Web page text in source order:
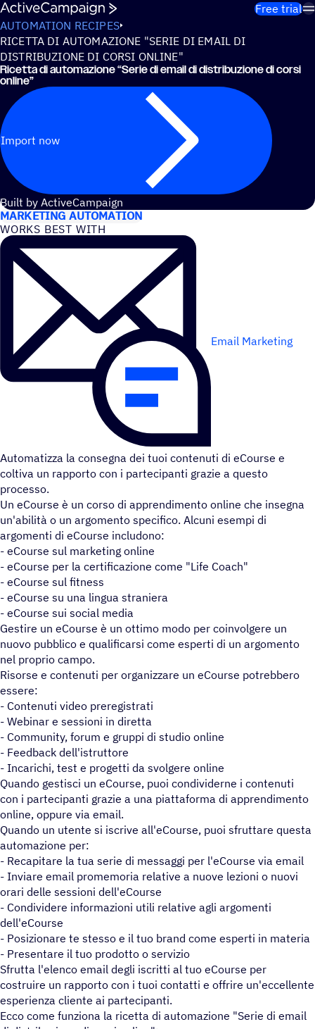
Skip to content
Free trial
AUTOMATION RECIPES
RICETTA DI AUTOMAZIONE "SERIE DI EMAIL DI
DISTRIBUZIONE DI CORSI ONLINE"
Ricetta di automazione“Serie di email di distribuzione di corsi
online”
Import now
Built by ActiveCampaign
USE CASES
MARKETING AUTOMATION
WORKS BEST WITH
Email Marketing
Automatizza la consegna dei tuoi contenuti di eCourse e
coltiva un rapporto con i partecipanti grazie a questo
processo.
Un eCourse è un corso di apprendimento online che insegna
un'abilità o un argomento specifico. Alcuni esempi di
argomenti di eCourse includono:
- eCourse sul marketing online
- eCourse per la certificazione come "Life Coach"
- eCourse sul fitness
- eCourse su una lingua straniera
- eCourse sui social media
Gestire un eCourse è un ottimo modo per coinvolgere un
nuovo pubblico e qualificarsi come esperti di un argomento
nel proprio campo.
Risorse e contenuti per organizzare un eCourse potrebbero
essere:
- Contenuti video preregistrati
- Webinar e sessioni in diretta
- Community, forum e gruppi di studio online
- Feedback dell'istruttore
- Incarichi, test e progetti da svolgere online
Quando gestisci un eCourse, puoi condividerne i contenuti
con i partecipanti grazie a una piattaforma di apprendimento
online, oppure via email.
Quando un utente si iscrive all'eCourse, puoi sfruttare questa
automazione per:
- Recapitare la tua serie di messaggi per l'eCourse via email
- Inviare email promemoria relative a nuove lezioni o nuovi
orari delle sessioni dell'eCourse
- Condividere informazioni utili relative agli argomenti
dell'eCourse
- Posizionare te stesso e il tuo brand come esperti in materia
- Presentare il tuo prodotto o servizio
Sfrutta l'elenco email degli iscritti al tuo eCourse per
costruire un rapporto con i tuoi contatti e offrire un'eccellente
esperienza cliente ai partecipanti.
Ecco come funziona la ricetta di automazione "Serie di email